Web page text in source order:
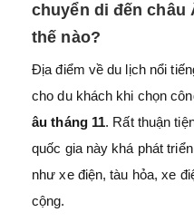
chuyển di đến châu
thế nào?
Địa điểm về du lịch nổi
cho du khách khi chọn
âu tháng 11. Rất thuận
quốc gia này khá phát
như xe điện, tàu hỏa, xe
cộng.